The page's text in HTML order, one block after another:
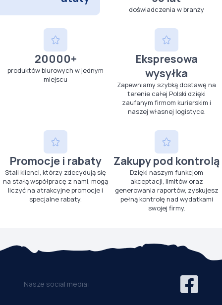
doświadczenia w branży
20000+
produktów biurowych w jednym
miejscu
Ekspresowa
wysyłka
Zapewniamy szybką dostawę na
terenie całej Polski dzięki
zaufanym firmom kurierskim i
naszej własnej logistyce.
Promocje i rabaty
Stali klienci, którzy zdecydują się
na stałą współpracę z nami, mogą
liczyć na atrakcyjne promocje i
specjalne rabaty.
Zakupy pod kontrolą
Dzięki naszym funkcjom
akceptacji, limitów oraz
generowania raportów, zyskujesz
pełną kontrolę nad wydatkami
swojej firmy.
Nasze social media: